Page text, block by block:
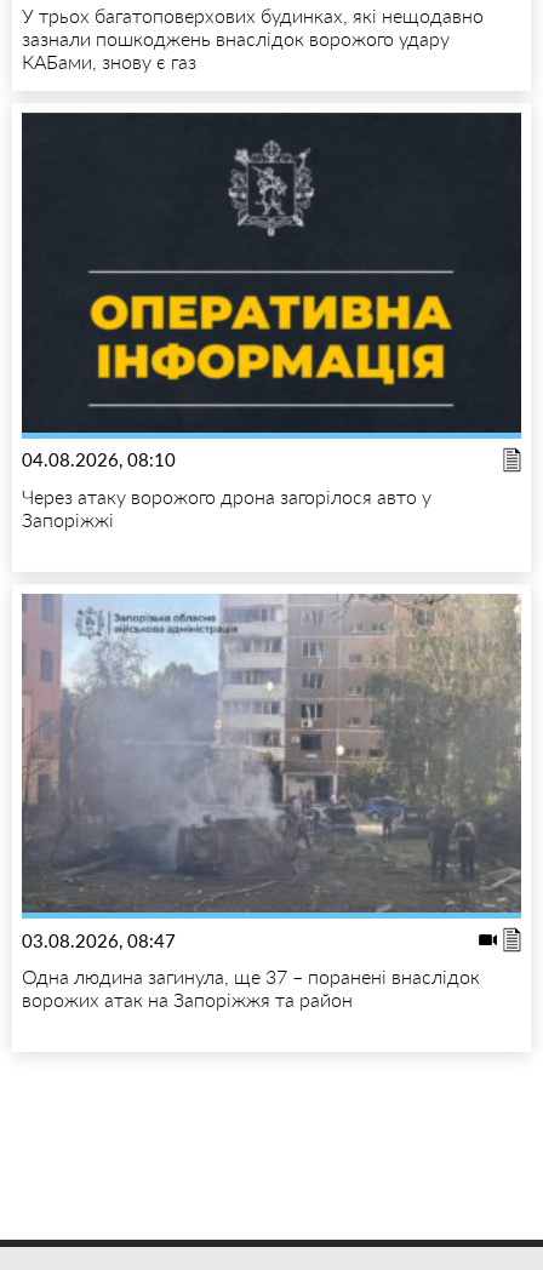
У трьох багатоповерхових будинках, які нещодавно
зазнали пошкоджень внаслідок ворожого удару
КАБами, знову є газ
04.08.2026, 08:10
Через атаку ворожого дрона загорілося авто у
Запоріжжі
03.08.2026, 08:47
Одна людина загинула, ще 37 – поранені внаслідок
ворожих атак на Запоріжжя та район